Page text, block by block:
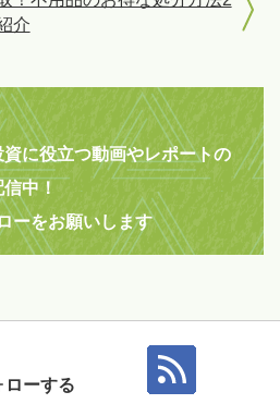
介
に役立つ動画やレポートの
中！
ーをお願いします
ーする